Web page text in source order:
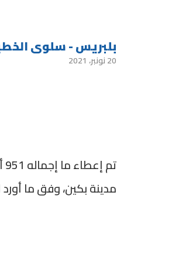
بلبريس - سلوى
20 نونبر، 2021
مدينة بكين، وفق ما أورد